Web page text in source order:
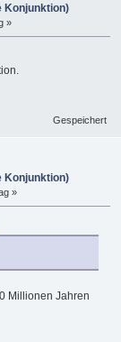
Konjunktion)
»
Gespeichert
Konjunktion)
»
Millionen Jahren